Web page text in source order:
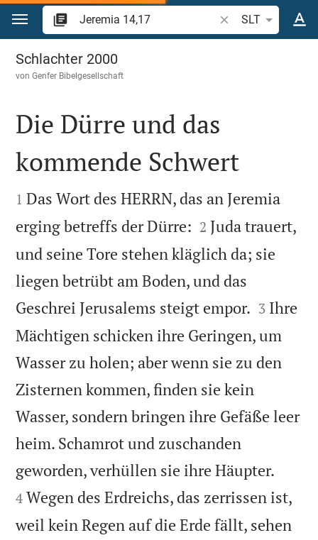
Zum Inhalt springen
Bibelstelle oder
SLT
Jeremia 14
Schlachter 2000
vonGenfer Bibelgesellschaft

Die Dürre und das
kommende Schwert

1 Das Wort des HERRN, das an Jeremia
erging betreffs der Dürre: 

2 Juda trauert,
und seine Tore stehen kläglich da; sie
liegen betrübt am Boden, und das
Geschrei Jerusalems steigt empor. 

3 Ihre
Mächtigen schicken ihre Geringen, um
Wasser zu holen; aber wenn sie zu den
Zisternen kommen, finden sie kein
Wasser, sondern bringen ihre Gefäße leer
heim. Schamrot und zuschanden
geworden, verhüllen sie ihre Häupter.
4 Wegen des Erdreichs, das zerrissen ist,
weil kein Regen auf die Erde fällt, sehen